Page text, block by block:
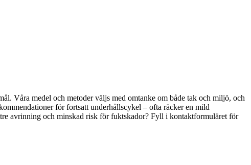
Våra medel och metoder väljs med omtanke om både tak och miljö, och
för fortsatt underhållscykel – ofta räcker en mild
avrinning och minskad risk för fuktskador? Fyll i kontaktformuläret för